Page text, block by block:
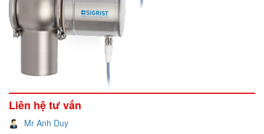
Liên hệ tư vấn
Mr Anh Duy